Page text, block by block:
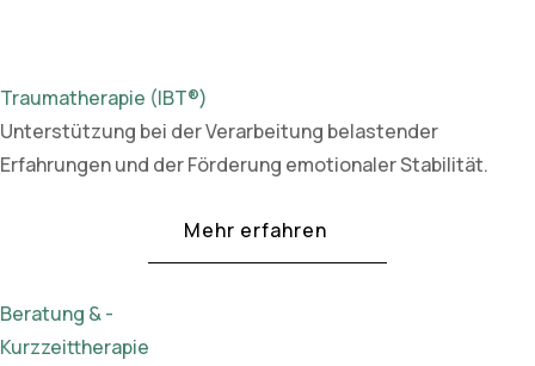
Traumatherapie (IBT®)
Unterstützung bei der Verarbeitung belastender
Erfahrungen und der Förderung emotionaler Stabilität.
Mehr erfahren
Beratung & -
Kurzzeittherapie